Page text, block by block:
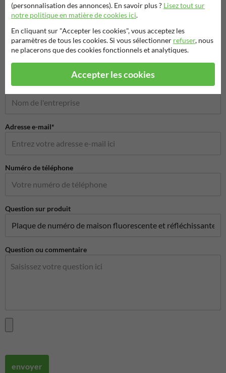
Poser votre question à Signalisationtouristique.be
Nom*
Nom de l'entreprise
Adresse e-mail*
Numéro de téléphone
Question sur produit
Question ou commentaire
envoyer
(personnalisation des annonces). En savoir plus ? Lisez tout sur
notre politique en matière de cookies ici.
En cliquant sur "Accepter les cookies", vous acceptez les
paramètres de tous les cookies. Si vous sélectionner refuser, nous
ne placerons que des cookies fonctionnels et analytiques.
Accepter les cookies